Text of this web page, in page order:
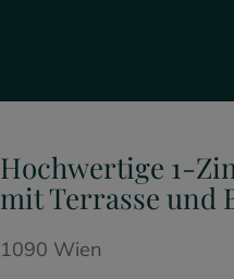
Hochwertige 1-
mit Terrasse und
1090 Wien